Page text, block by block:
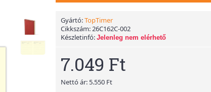
Gyártó:TopTimer
Cikkszám:26C162C-002
Készletinfó: Jelenleg nem elérhető
7.049 Ft
Nettó ár: 5.550 Ft